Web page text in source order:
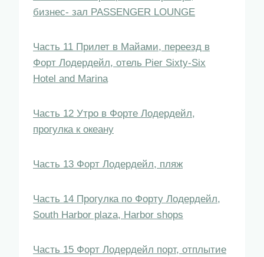
бизнес- зал PASSENGER LOUNGE
Часть 11 Прилет в Майами, переезд в
Форт Лодердейл, отель Pier Sixty-Six
Hotel and Marina
Часть 12 Утро в Форте Лодердейл,
прогулка к океану
Часть 13 Форт Лодердейл, пляж
Часть 14 Прогулка по Форту Лодердейл,
South Harbor plaza, Harbor shops
Часть 15 Форт Лодердейл порт, отплытие